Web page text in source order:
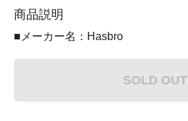
商品説明
■メーカー名：Hasbro
SOLD OUT